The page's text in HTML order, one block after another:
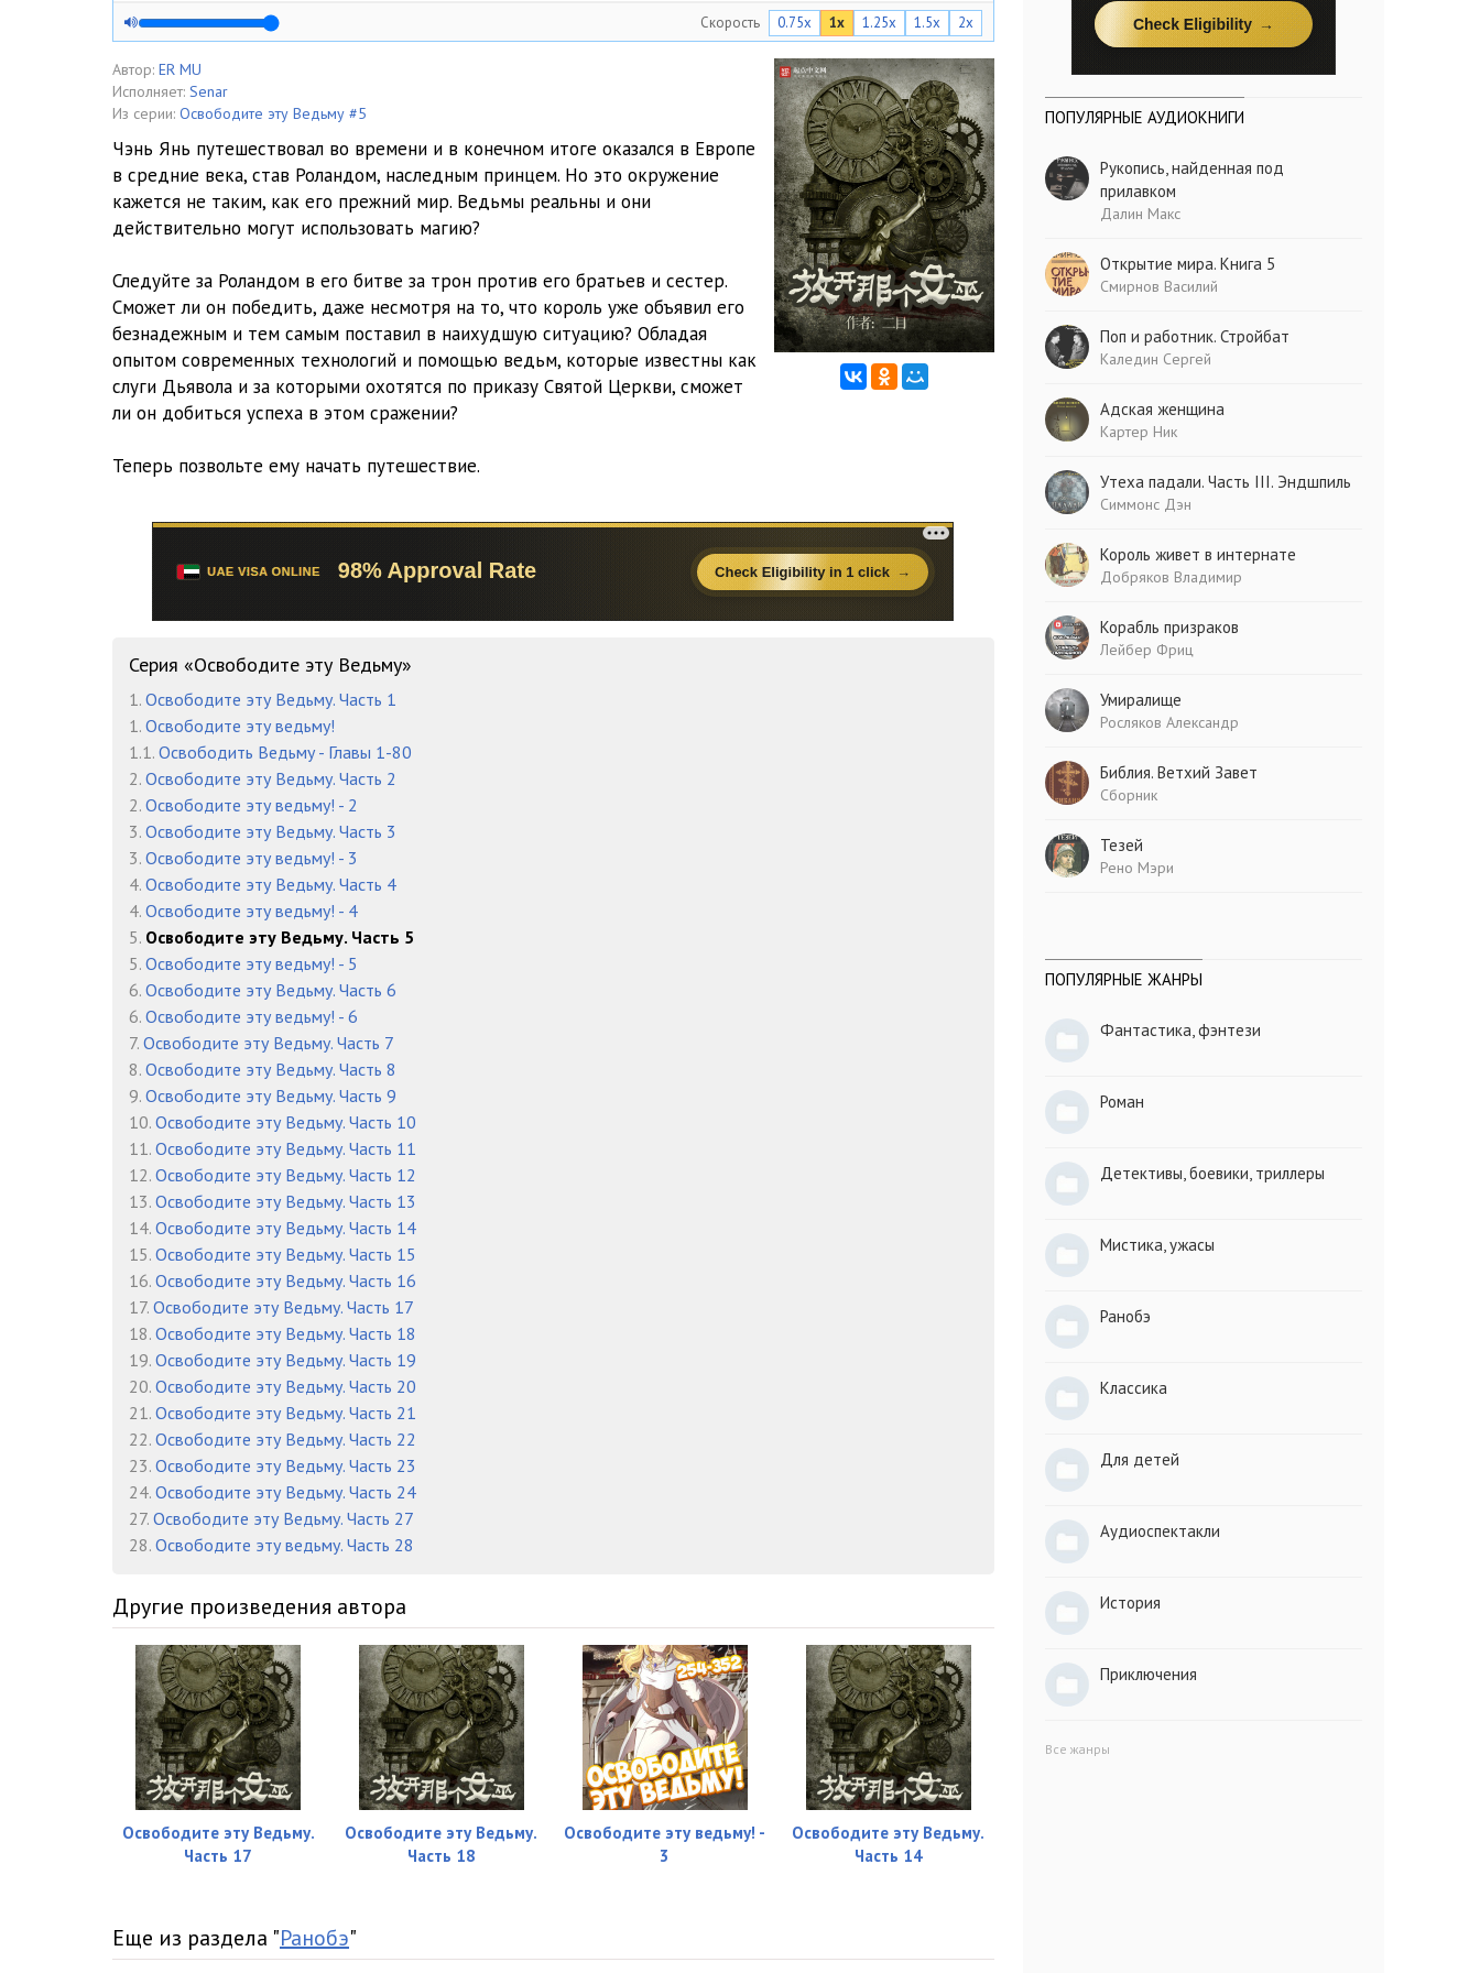
Глава 205 12:48
Глава 206 11:35
Глава 207 12:15
Глава 208 12:48
Глава 209 11:54
11:43
Глава 211 11:29
Глава 212 11:46
Глава 213
Глава 214
Глава 215
Глава 221
Глава 222
Глава 223
Глава 224
Глава 225
Глава 226
Глава 227
Глава 228
Глава 229
Глава 230
Глава 231
Глава 232
Глава 233
Глава 234
Глава 235
Глава 236
Глава 237
Глава 238
Глава 239
Глава 241
Глава 242 12:38
Глава 243 10:23
Глава 244 12:29
Глава 245 11:04
Глава 246 10:34
Глава 249 12:39
Скорость 0.75x 1x 1.25x 1.5x 2x
Автор: ER MU
Исполняет: Senar
Из серии: Освободите эту Ведьму #5
Чэнь Янь путешествовал во времени и в конечном итоге оказался в Европе
в средние века, став Роландом, наследным принцем. Но это окружение
кажется не таким, как его прежний мир. Ведьмы реальны и они
действительно могут использовать магию?
Следуйте за Роландом в его битве за трон против его братьев и сестер.
Сможет ли он победить, даже несмотря на то, что король уже объявил его
безнадежным и тем самым поставил в наихудшую ситуацию? Обладая
опытом современных технологий и помощью ведьм, которые известны как
слуги Дьявола и за которыми охотятся по приказу Святой Церкви, сможет
ли он добиться успеха в этом сражении?
Теперь позвольте ему начать путешествие.
Серия «Освободите эту Ведьму»
1. Освободите эту Ведьму. Часть 1
1. Освободите эту ведьму!
1.1. Освободить Ведьму - Главы 1-80
2. Освободите эту Ведьму. Часть 2
2. Освободите эту ведьму! - 2
3. Освободите эту Ведьму. Часть 3
3. Освободите эту ведьму! - 3
4. Освободите эту Ведьму. Часть 4
4. Освободите эту ведьму! - 4
5. Освободите эту Ведьму. Часть 5
5. Освободите эту ведьму! - 5
6. Освободите эту Ведьму. Часть 6
6. Освободите эту ведьму! - 6
7. Освободите эту Ведьму. Часть 7
8. Освободите эту Ведьму. Часть 8
9. Освободите эту Ведьму. Часть 9
10. Освободите эту Ведьму. Часть 10
11. Освободите эту Ведьму. Часть 11
12. Освободите эту Ведьму. Часть 12
13. Освободите эту Ведьму. Часть 13
14. Освободите эту Ведьму. Часть 14
15. Освободите эту Ведьму. Часть 15
16. Освободите эту Ведьму. Часть 16
17. Освободите эту Ведьму. Часть 17
18. Освободите эту Ведьму. Часть 18
19. Освободите эту Ведьму. Часть 19
20. Освободите эту Ведьму. Часть 20
21. Освободите эту Ведьму. Часть 21
22. Освободите эту Ведьму. Часть 22
23. Освободите эту Ведьму. Часть 23
24. Освободите эту Ведьму. Часть 24
27. Освободите эту Ведьму. Часть 27
28. Освободите эту ведьму. Часть 28
Другие произведения автора
Освободите эту Ведьму.
Часть 17
Освободите эту Ведьму.
Часть 18
Освободите эту ведьму! -
3
Освободите эту Ведьму.
Часть 14
Еще из раздела "Ранобэ"
ПОПУЛЯРНЫЕ АУДИОКНИГИ
Рукопись, найденная под
прилавком
Далин Макс
Открытие мира. Книга 5
Смирнов Василий
Поп и работник. Стройбат
Каледин Сергей
Адская женщина
Картер Ник
Утеха падали. Часть III. Эндшпиль
Симмонс Дэн
Король живет в интернате
Добряков Владимир
Корабль призраков
Лейбер Фриц
Умиралище
Росляков Александр
Библия. Ветхий Завет
Сборник
Тезей
Рено Мэри
ПОПУЛЯРНЫЕ ЖАНРЫ
Фантастика, фэнтези
Роман
Детективы, боевики, триллеры
Мистика, ужасы
Ранобэ
Классика
Для детей
Аудиоспектакли
История
Приключения
Все жанры